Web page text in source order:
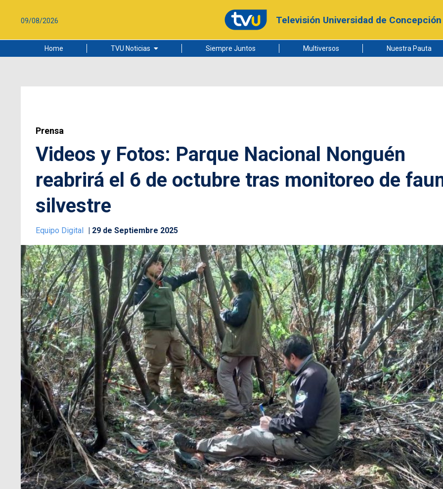
09/08/2026 Televisión Universidad de Concepción
Home TVU Noticias
Ciudad
Siempre Juntos Multiversos Nuestra Pauta
Prensa
Videos y Fotos: Parque Nacional Nonguén
reabrirá el 6 de octubre tras monitoreo de
silvestre
Equipo Digital 29 de Septiembre 2025